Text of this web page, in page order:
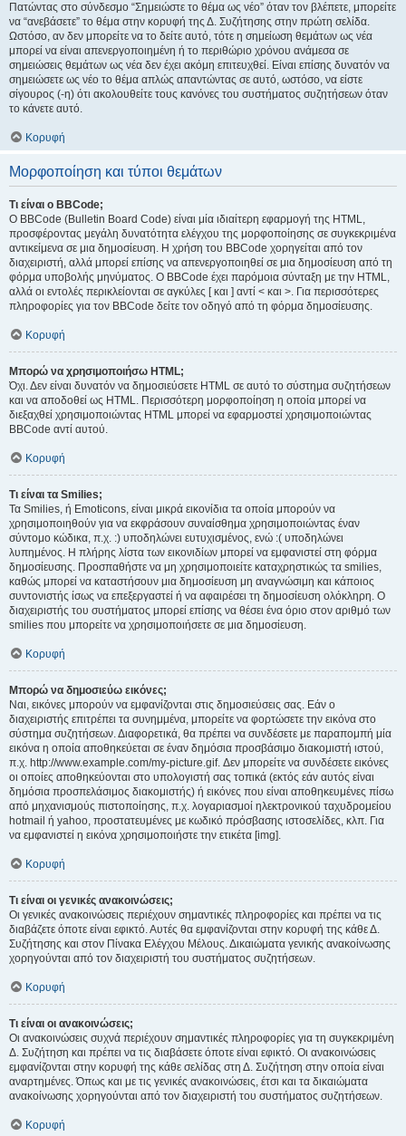
Πατώντας στο σύνδεσμο “Σημειώστε το θέμα ως νέο” όταν τον βλέπετε, μπορείτε
να “ανεβάσετε” το θέμα στην κορυφή της Δ. Συζήτησης στην πρώτη σελίδα.
Ωστόσο, αν δεν μπορείτε να το δείτε αυτό, τότε η σημείωση θεμάτων ως νέα
μπορεί να είναι απενεργοποιημένη ή το περιθώριο χρόνου ανάμεσα σε
σημειώσεις θεμάτων ως νέα δεν έχει ακόμη επιτευχθεί. Είναι επίσης δυνατόν να
σημειώσετε ως νέο το θέμα απλώς απαντώντας σε αυτό, ωστόσο, να είστε
σίγουρος (-η) ότι ακολουθείτε τους κανόνες του συστήματος συζητήσεων όταν
το κάνετε αυτό.
Κορυφή
Μορφοποίηση και τύποι θεμάτων
Τι είναι ο BBCode;
Ο BBCode (Bulletin Board Code) είναι μία ιδιαίτερη εφαρμογή της HTML,
προσφέροντας μεγάλη δυνατότητα ελέγχου της μορφοποίησης σε συγκεκριμένα
αντικείμενα σε μια δημοσίευση. Η χρήση του BBCode χορηγείται από τον
διαχειριστή, αλλά μπορεί επίσης να απενεργοποιηθεί σε μια δημοσίευση από τη
φόρμα υποβολής μηνύματος. Ο BBCode έχει παρόμοια σύνταξη με την HTML,
αλλά οι εντολές περικλείονται σε αγκύλες [ και ] αντί < και >. Για περισσότερες
πληροφορίες για τον BBCode δείτε τον οδηγό από τη φόρμα δημοσίευσης.
Κορυφή
Μπορώ να χρησιμοποιήσω HTML;
Όχι. Δεν είναι δυνατόν να δημοσιεύσετε HTML σε αυτό το σύστημα συζητήσεων
και να αποδοθεί ως HTML. Περισσότερη μορφοποίηση η οποία μπορεί να
διεξαχθεί χρησιμοποιώντας HTML μπορεί να εφαρμοστεί χρησιμοποιώντας
BBCode αντί αυτού.
Κορυφή
Τι είναι τα Smilies;
Τα Smilies, ή Emoticons, είναι μικρά εικονίδια τα οποία μπορούν να
χρησιμοποιηθούν για να εκφράσουν συναίσθημα χρησιμοποιώντας έναν
σύντομο κώδικα, π.χ. :) υποδηλώνει ευτυχισμένος, ενώ :( υποδηλώνει
λυπημένος. Η πλήρης λίστα των εικονιδίων μπορεί να εμφανιστεί στη φόρμα
δημοσίευσης. Προσπαθήστε να μη χρησιμοποιείτε καταχρηστικώς τα smilies,
καθώς μπορεί να καταστήσουν μια δημοσίευση μη αναγνώσιμη και κάποιος
συντονιστής ίσως να επεξεργαστεί ή να αφαιρέσει τη δημοσίευση ολόκληρη. Ο
διαχειριστής του συστήματος μπορεί επίσης να θέσει ένα όριο στον αριθμό των
smilies που μπορείτε να χρησιμοποιήσετε σε μια δημοσίευση.
Κορυφή
Μπορώ να δημοσιεύω εικόνες;
Ναι, εικόνες μπορούν να εμφανίζονται στις δημοσιεύσεις σας. Εάν ο
διαχειριστής επιτρέπει τα συνημμένα, μπορείτε να φορτώσετε την εικόνα στο
σύστημα συζητήσεων. Διαφορετικά, θα πρέπει να συνδέσετε με παραπομπή μία
εικόνα η οποία αποθηκεύεται σε έναν δημόσια προσβάσιμο διακομιστή ιστού,
π.χ. http://www.example.com/my-picture.gif. Δεν μπορείτε να συνδέσετε εικόνες
οι οποίες αποθηκεύονται στο υπολογιστή σας τοπικά (εκτός εάν αυτός είναι
δημόσια προσπελάσιμος διακομιστής) ή εικόνες που είναι αποθηκευμένες πίσω
από μηχανισμούς πιστοποίησης, π.χ. λογαριασμοί ηλεκτρονικού ταχυδρομείου
hotmail ή yahoo, προστατευμένες με κωδικό πρόσβασης ιστοσελίδες, κλπ. Για
να εμφανιστεί η εικόνα χρησιμοποιήστε την ετικέτα [img].
Κορυφή
Τι είναι οι γενικές ανακοινώσεις;
Οι γενικές ανακοινώσεις περιέχουν σημαντικές πληροφορίες και πρέπει να τις
διαβάζετε όποτε είναι εφικτό. Αυτές θα εμφανίζονται στην κορυφή της κάθε Δ.
Συζήτησης και στον Πίνακα Ελέγχου Μέλους. Δικαιώματα γενικής ανακοίνωσης
χορηγούνται από τον διαχειριστή του συστήματος συζητήσεων.
Κορυφή
Τι είναι οι ανακοινώσεις;
Οι ανακοινώσεις συχνά περιέχουν σημαντικές πληροφορίες για τη συγκεκριμένη
Δ. Συζήτηση και πρέπει να τις διαβάσετε όποτε είναι εφικτό. Οι ανακοινώσεις
εμφανίζονται στην κορυφή της κάθε σελίδας στη Δ. Συζήτηση στην οποία είναι
αναρτημένες. Όπως και με τις γενικές ανακοινώσεις, έτσι και τα δικαιώματα
ανακοίνωσης χορηγούνται από τον διαχειριστή του συστήματος συζητήσεων.
Κορυφή